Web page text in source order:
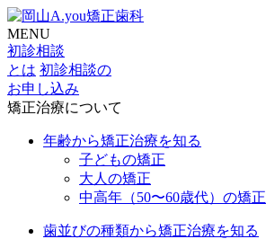
MENU
初診相談
とは 初診相談の
お申し込み
矯正治療について
年齢から矯正治療を知る
子どもの矯正
大人の矯正
中高年（50〜60歳代）の矯正
歯並びの種類から矯正治療を知る